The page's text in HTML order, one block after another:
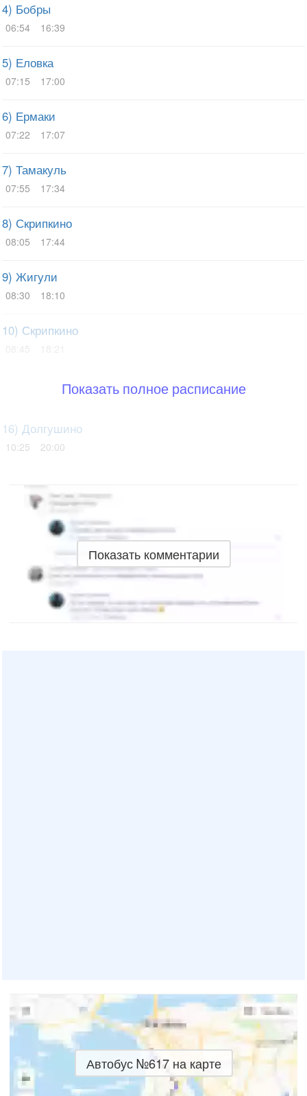
4) Бобры
06:54 16:39
5) Еловка
07:15 17:00
6) Ермаки
07:22 17:07
7) Тамакуль
07:55 17:34
8) Скрипкино
08:05 17:44
9) Жигули
08:30 18:10
10) Скрипкино
Показать полное расписание
16) Долгушино
10:25 20:00
Показать комментарии
Автобус №617 на карте